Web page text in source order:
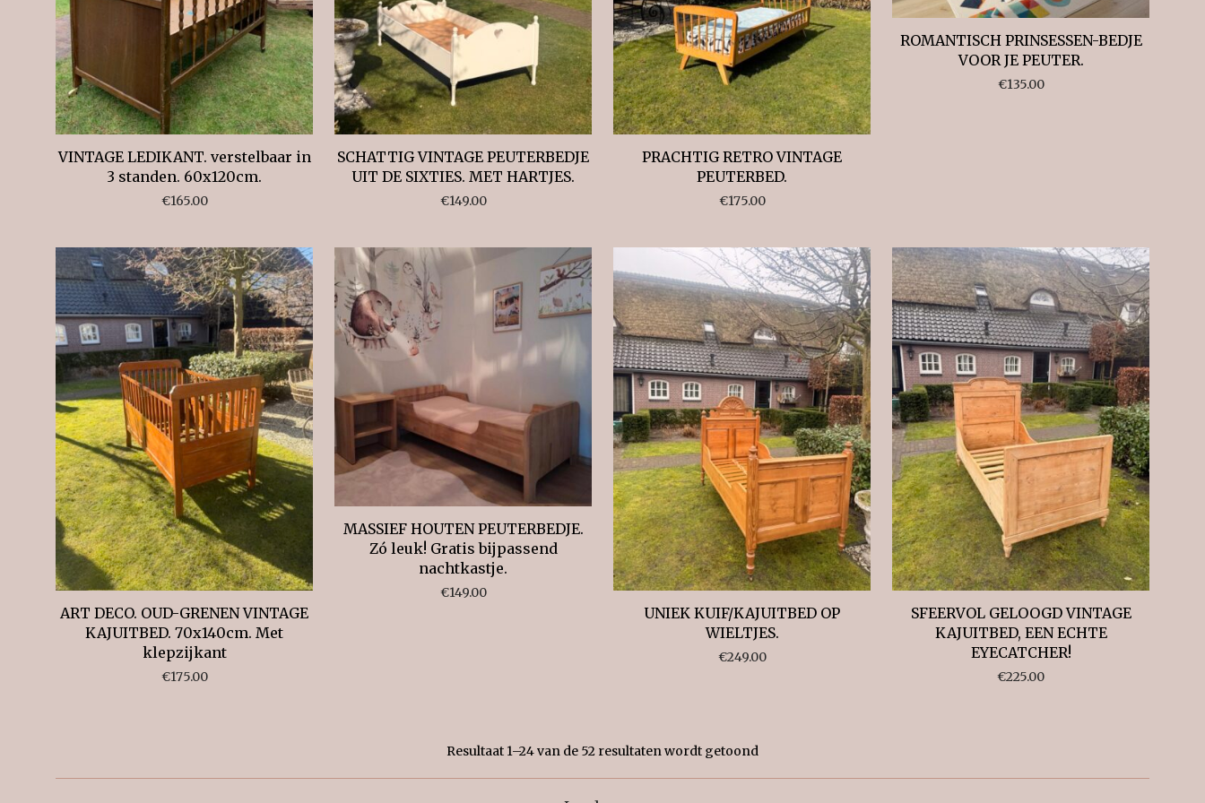
VINTAGE LEDIKANT. verstelbaar in
3 standen. 60x120cm.
€165.00
SCHATTIG VINTAGE PEUTERBEDJE
UIT DE SIXTIES. MET HARTJES.
€149.00
PRACHTIG RETRO VINTAGE
PEUTERBED.
€175.00
ROMANTISCH PRINSESSEN-BEDJE
VOOR JE PEUTER.
€135.00
ART DECO. OUD-GRENEN VINTAGE
KAJUITBED. 70x140cm. Met
klepzijkant
€175.00
MASSIEF HOUTEN PEUTERBEDJE.
Zó leuk! Gratis bijpassend
nachtkastje.
€149.00
UNIEK KUIF/KAJUITBED OP
WIELTJES.
€249.00
SFEERVOL GELOOGD VINTAGE
KAJUITBED, EEN ECHTE
EYECATCHER!
€225.00
Resultaat 1–24 van de 52 resultaten wordt getoond
op